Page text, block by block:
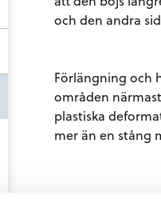
och den andra
Förlängning och
områden
plastiska
mer än en stång